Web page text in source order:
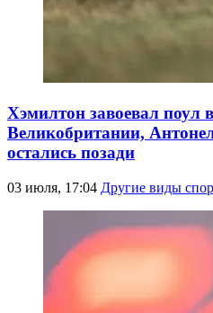
Хэмилтон завоевал поул
Великобритании,
остались позади
03 июля, 17:04 Другие виды